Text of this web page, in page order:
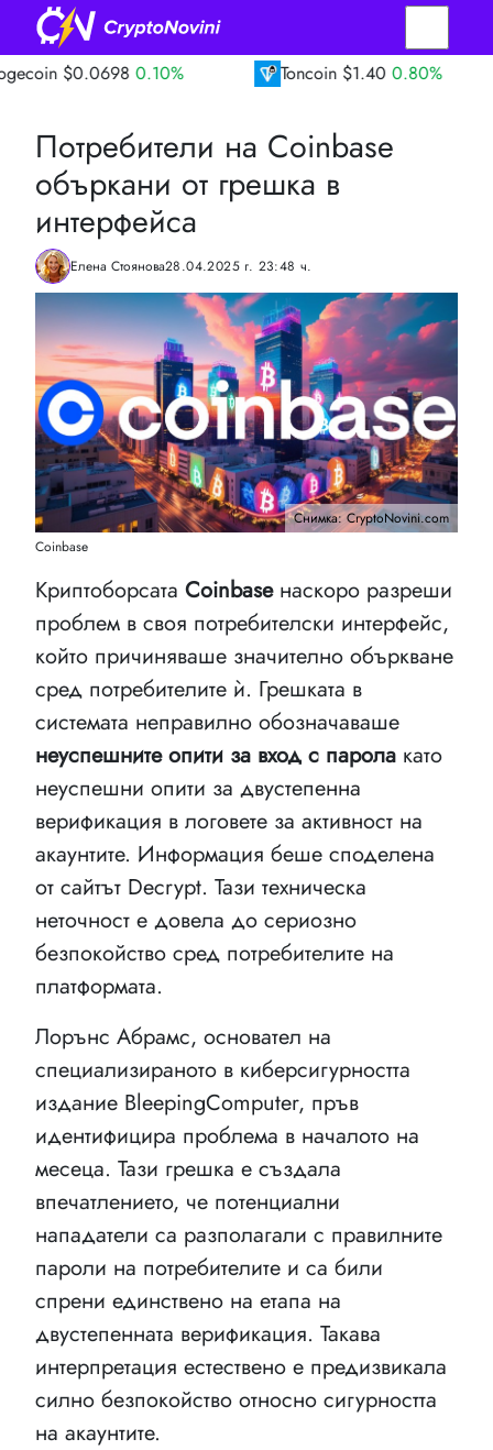
0.10% $1.40 0.80%
Потребители на Coinbase
объркани от грешка в
интерфейса
Елена Стоянова28.04.2025 г. 23:48 ч.
Снимка: CryptoNovini.com
Coinbase
Криптоборсата Coinbaseнаскоро разреши
проблем в своя потребителски интерфейс,
който причиняваше значително объркване
сред потребителите ѝ. Грешката в
системата неправилно обозначаваше
неуспешните опити за вход с парола като
неуспешни опити за двустепенна
верификация в логовете за активност на
акаунтите. Информация беше споделена
от сайтът Decrypt. Тази техническа
неточност е довела до сериозно
безпокойство сред потребителите на
платформата.
Лорънс Абрамс, основател на
специализираното в киберсигурността
издание BleepingComputer, пръв
идентифицира проблема в началото на
месеца. Тази грешка е създала
впечатлението, че потенциални
нападатели са разполагали с правилните
пароли на потребителите и са били
спрени единствено на етапа на
двустепенната верификация. Такава
интерпретация естествено е предизвикала
силно безпокойство относно сигурността
на акаунтите.